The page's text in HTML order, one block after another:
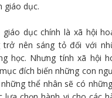
giáo dục.
giáo dục chính là xã hội
trở nên sáng tỏ đối với
học. Nhưng tính xã hội
đích biến những con
thể nhân sẽ có